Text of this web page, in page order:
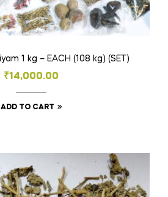
108 Oma Thiraviyam 1 kg – EACH (108 kg) (SET)
₹14,000.00
ADD TO CART